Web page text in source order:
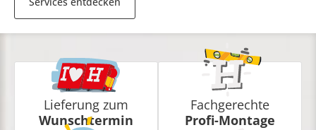
Lieferung zum
Wunschtermin
Fachgerechte
Profi-Montage